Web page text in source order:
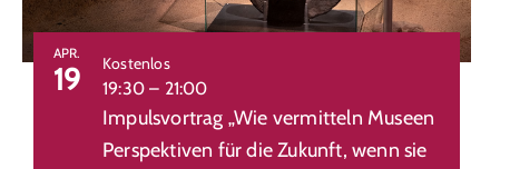
View
APR.
19
Impulsvortrag „Wie vermitteln Museen
Perspektiven für die Zukunft, wenn sie
19:30– 21:00
Kostenlos